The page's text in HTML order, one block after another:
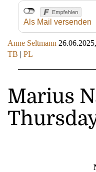
Als Mail versenden
Anne Seltmann
TB | PL
Marius